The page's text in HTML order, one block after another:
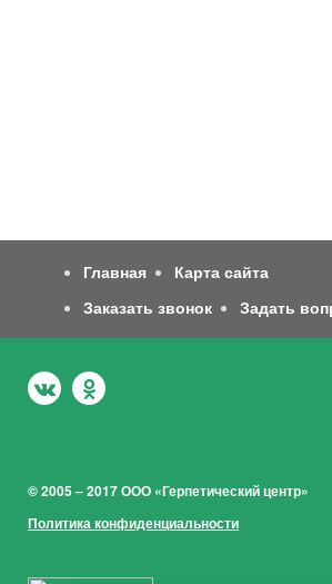
Главная Карта сайта
Заказать звонок
Задать
© 2005 – 2017 ООО «Герпетический центр»
Политика конфиденциальности